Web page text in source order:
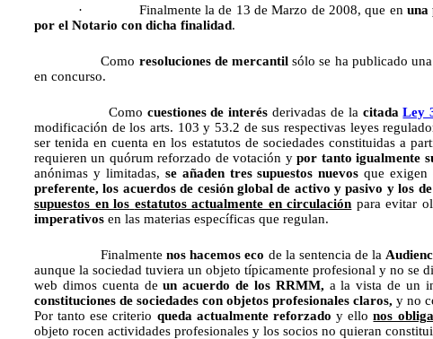
·
Finalmente la de 13 de Marzo de 2008, que en una
por el Notario con dicha finalidad.
Como resoluciones de mercantilsólo se ha publicado
en concurso.
Como cuestiones de interés derivadas de la citadaLey
modificación de los arts. 103 y 53.2 de sus respectivas leyes
ser tenida en cuenta en los estatutos de sociedades constituidas a
requieren un quórum reforzado de votación ypor tanto igualmente
anónimas y limitadas, se añaden tres supuestos nuevos que exigen
preferente, los acuerdos de cesión global de activo y pasivo y los
supuestos en los estatutos actualmente en circulación para evitar
imperativos en las materias específicas que regulan.
Finalmentenos hacemos eco de la sentencia de la
aunque la sociedad tuviera un objeto típicamente profesional y no se
web dimos cuenta deun acuerdo de los RRMM, a la vista de un
constituciones de sociedades con objetos profesionales claros, y no
Por tanto ese criterio queda actualmente reforzado y ellonos obliga
objeto rocen actividades profesionales y los socios no quieran